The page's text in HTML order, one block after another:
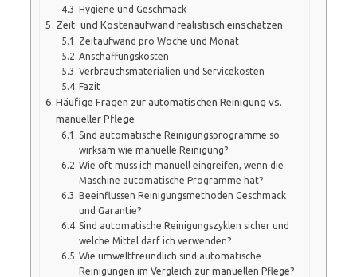
Hygiene und Geschmack
Zeit- und Kostenaufwand realistisch einschätzen
Zeitaufwand pro Woche und Monat
Anschaffungskosten
Verbrauchsmaterialien und Servicekosten
Fazit
Häufige Fragen zur automatischen Reinigung vs.
manueller Pflege
Sind automatische Reinigungsprogramme so
wirksam wie manuelle Reinigung?
Wie oft muss ich manuell eingreifen, wenn die
Maschine automatische Programme hat?
Beeinflussen Reinigungsmethoden Geschmack
und Garantie?
Sind automatische Reinigungszyklen sicher und
welche Mittel darf ich verwenden?
Wie umweltfreundlich sind automatische
Reinigungen im Vergleich zur manuellen Pflege?